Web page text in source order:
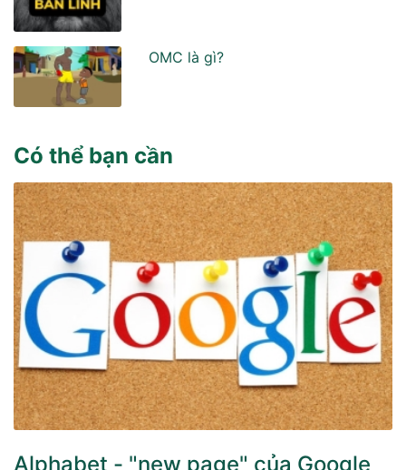
OMC là gì?
Có thể bạn cần
Alphabet - "new page" của Google